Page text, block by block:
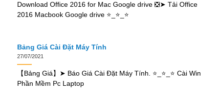
Download Office 2016 for Mac Google drive ❎➤ Tải Office
2016 Macbook Google drive ⭐_⭐_⭐
Bảng Giá Cài Đặt Máy Tính
27/07/2021
【Bảng Giá】➤ Báo Giá Cài Đặt Máy Tính. ⭐_⭐_⭐ Cài Win
Phần Mềm Pc Laptop